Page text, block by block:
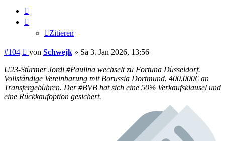
Zitieren
#104 Beitrag
von Schwejk » Sa 3. Jan 2026, 13:56
U23-Stürmer Jordi #Paulina wechselt zu Fortuna Düsseldorf.
Vollständige Vereinbarung mit Borussia Dortmund. 400.000€ an
Transfergebühren. Der #BVB hat sich eine 50% Verkaufsklausel und
eine Rückkaufoption gesichert.